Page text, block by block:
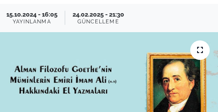
15.10.2024 - 16:05
YAYINLANMA
24.02.2025 - 21:30
GÜNCELLEME